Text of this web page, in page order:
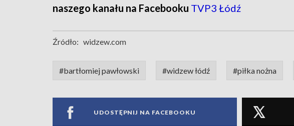
naszego kanału na Facebooku TVP3 Łódź
Źródło: widzew.com
#bartłomiej pawłowski #widzew łódź #piłka nożna
UDOSTĘPNIJ NA FACEBOOKU